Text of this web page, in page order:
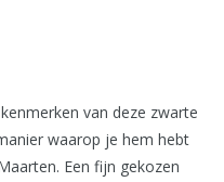
van deze zwarte
waarop je hem hebt
Een fijn gekozen